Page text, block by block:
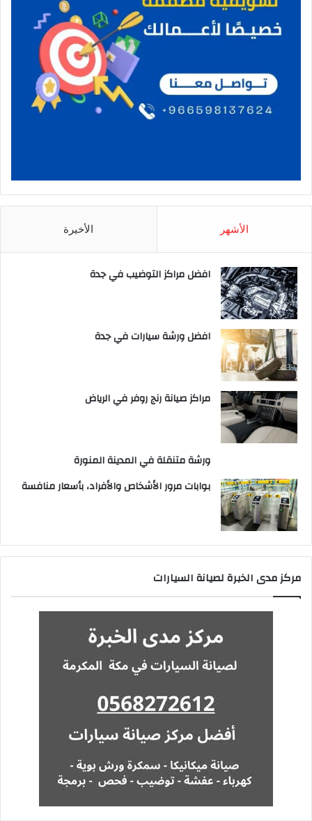
الأشهر الأخيرة
افضل مراكز التوضيب في جدة
افضل ورشة سيارات في جدة
مراكز صيانة رنج روفر في الرياض
ورشة متنقلة في المدينة المنورة
بوابات مرور الأشخاص والأفراد، بأسعار منافسة
مركز مدى الخبرة لصيانة السيارات